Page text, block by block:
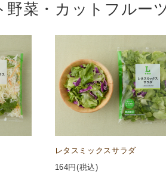
野菜・カットフル
レタスミックスサラダ
164円(税込)